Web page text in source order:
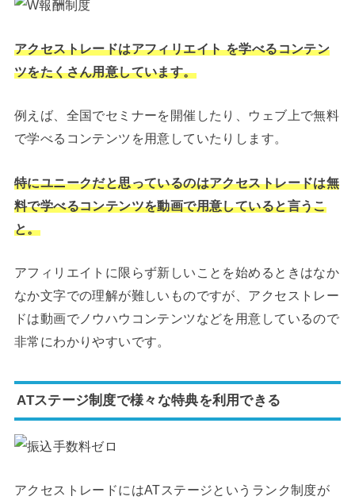
アクセストレードはアフィリエイト を学べるコンテン
ツをたくさん用意しています。
例えば、全国でセミナーを開催したり、ウェブ上で無料
で学べるコンテンツを用意していたりします。
特にユニークだと思っているのはアクセストレードは無
料で学べるコンテンツを動画で用意していると言うこ
と。
アフィリエイトに限らず新しいことを始めるときはなか
なか文字での理解が難しいものですが、アクセストレー
ドは動画でノウハウコンテンツなどを用意しているので
非常にわかりやすいです。
ATステージ制度で様々な特典を利用できる
アクセストレードにはATステージというランク制度が